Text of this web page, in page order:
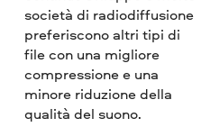
società di radiodiffusione
preferiscono altri tipi di
file con una migliore
compressione e una
minore riduzione della
qualità del suono.